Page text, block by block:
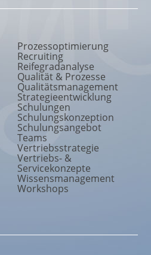
Prozessoptimierung
Recruiting
Reifegradanalyse
Qualität & Prozesse
Qualitätsmanagement
Strategieentwicklung
Schulungen
Schulungskonzeption
Schulungsangebot
Teams
Vertriebsstrategie
Vertriebs- &
Servicekonzepte
Wissensmanagement
Workshops